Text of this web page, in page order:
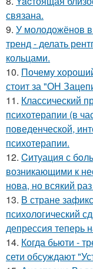
связана.
9. У молодожёнов
тренд - делать
кольцами.
10. Почему
стоит за "ОН
11. Классический
психотерапии (в
поведенческой,
психотерапии.
12. Cитуация с
возникающими к
нова, но всякий
13. В стране
психологический
депрессия теперь
14. Когда бьюти -
сети обсуждают